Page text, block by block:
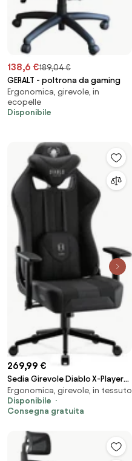
138,6 €189,04 €
GERALT - poltrona da gaming
Ergonomica, girevole, in
ecopelle
Disponibile
269,99 €
Sedia Girevole Diablo X-Player
2.0 Small, Nero
Ergonomica, girevole, in tessuto
Disponibile
Consegna gratuita